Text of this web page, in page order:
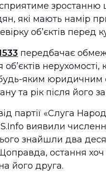
зростанню
які мають намір
обʼєктів перед
передбачає
нерухомості,
будь-яким юридичним
та рік після його
партії «Слуга
виявили
знайшли два
остання хоч
його друга.